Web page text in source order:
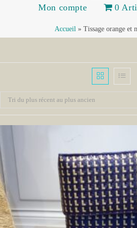
Mon compte
0
Accueil » Tissage orange et
Tri du plus récent au plus ancien